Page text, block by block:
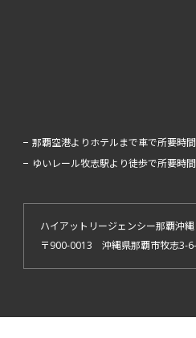
那覇空港よりホテルまで車で所要時
ゆいレール牧志駅より徒歩で所要時
ハイアットリージェンシー那覇沖縄
〒900-0013
沖縄県那覇市牧志3-